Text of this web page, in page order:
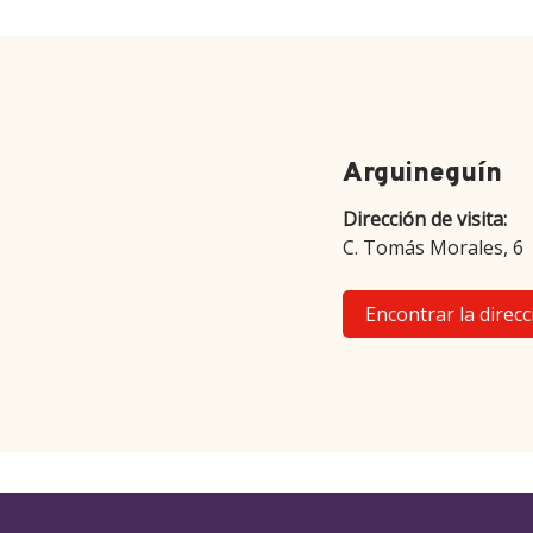
Arguineguín
Dirección de visita:
C. Tomás Morales, 6
Encontrar la